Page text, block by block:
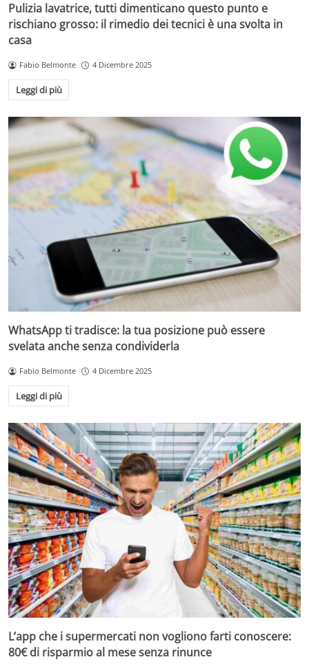
Pulizia lavatrice, tutti dimenticano questo punto e
rischiano grosso: il rimedio dei tecnici è una svolta in
casa
Fabio Belmonte 4 Dicembre 2025
Leggi di più
WhatsApp ti tradisce: la tua posizione può essere
svelata anche senza condividerla
Fabio Belmonte 4 Dicembre 2025
Leggi di più
L’app che i supermercati non vogliono farti conoscere:
80€ di risparmio al mese senza rinunce